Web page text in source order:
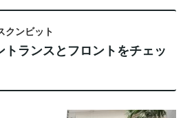
クンビット
ランスとフロントをチェッ